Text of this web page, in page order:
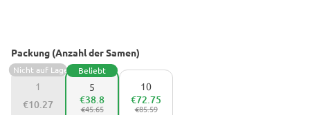
Packung (Anzahl der Samen)
1
Nicht auf Lager
€10.27
5
Beliebt
€45.65
€38.8
10
€85.59
€72.75